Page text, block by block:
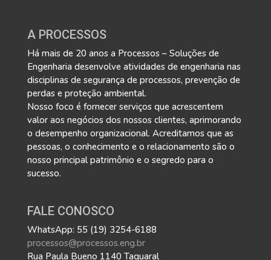
A PROCESSOS
Há mais de 20 anos a Processos – Soluções de
Engenharia desenvolve atividades de engenharia nas
disciplinas de segurança de processos, prevenção de
perdas e proteção ambiental.
Nosso foco é fornecer serviços que acrescentem
valor aos negócios dos nossos clientes, aprimorando
o desempenho organizacional. Acreditamos que as
pessoas, o conhecimento e o relacionamento são o
nosso principal patrimônio e o segredo para o
sucesso.
FALE CONOSCO
WhatsApp: 55 (19) 3254-6188
processos@processos.eng.br
Rua Paula Bueno 1140 Taquaral